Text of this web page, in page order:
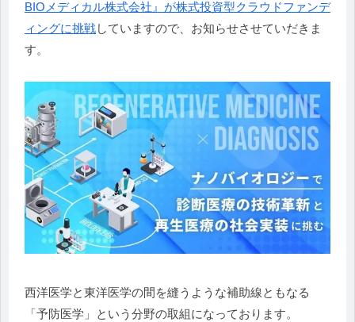
BIOメディカル株式会社』が株式投資型クラウドファンデ
ィングに挑戦していますので、お知らせさせていだきま
す。
西洋医学と東洋医学の間を縫うような補助線ともなる
「予防医学」という分野の取組になっております。